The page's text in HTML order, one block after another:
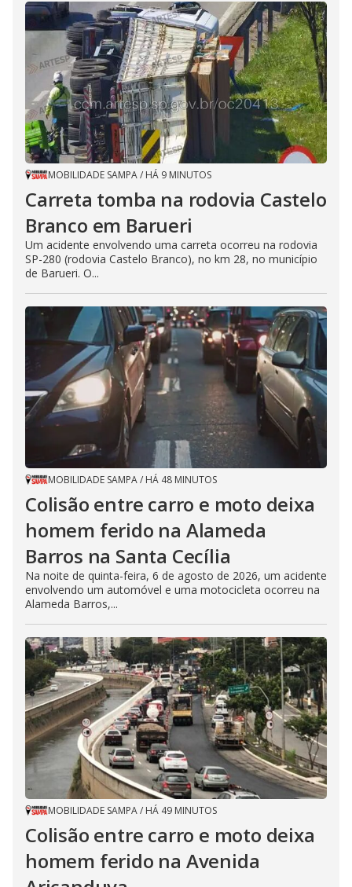
MOBILIDADE SAMPA/ HÁ 9 MINUTOS
Carreta tomba na rodovia Castelo
Branco em Barueri
Um acidente envolvendo uma carreta ocorreu na rodovia
SP-280 (rodovia Castelo Branco), no km 28, no município
de Barueri. O...
MOBILIDADE SAMPA/ HÁ 48 MINUTOS
Colisão entre carro e moto deixa
homem ferido na Alameda
Barros na Santa Cecília
Na noite de quinta-feira, 6 de agosto de 2026, um acidente
envolvendo um automóvel e uma motocicleta ocorreu na
Alameda Barros,...
MOBILIDADE SAMPA/ HÁ 49 MINUTOS
Colisão entre carro e moto deixa
homem ferido na Avenida